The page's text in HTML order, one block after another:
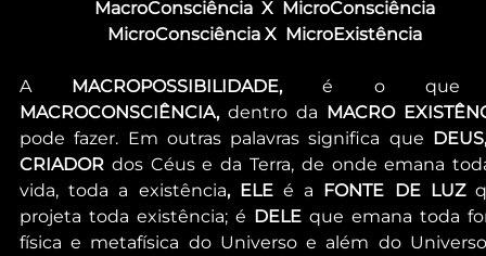
MacroConsciência  X  MicroConsciência
MicroConsciência X  MicroExistência
A MACROPOSSIBILIDADE,
MACROCONSCIÊNCIA, dentro da MACRO
pode fazer. Em outras palavras significa que
CRIADOR dos Céus e da Terra, de onde emana
vida, toda a existência, ELE é a FONTE DE LUZ
projeta toda existência; é DELE que emana toda
física e metafísica do Universo e além do